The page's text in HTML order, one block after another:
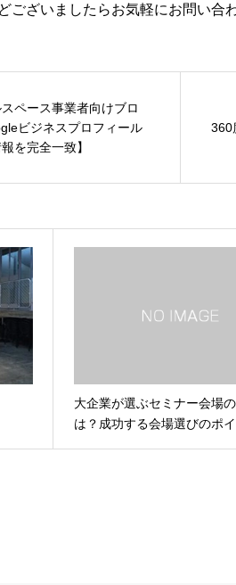
ございましたらお気軽にお問い合
ペース事業者向けブロ
ビジネスプロフィール
を完全一致】
360
大企業が選ぶセミナー会場
は？成功する会場選びのポ